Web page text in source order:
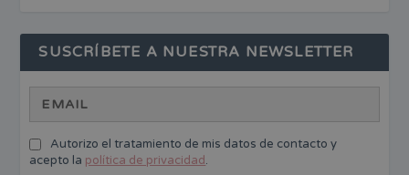
SUSCRÍBETE A NUESTRA NEWSLETTER
Autorizo el tratamiento de mis datos de contacto y
acepto la política de privacidad.